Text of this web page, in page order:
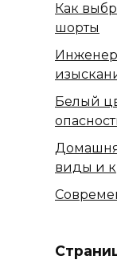
Как
шорты
Белый
виды и